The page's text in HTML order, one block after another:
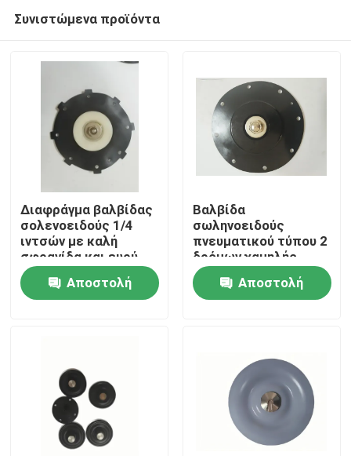
Προϊόντα
Σχετικά με εμάς
Συνιστώμενα προϊόντα
Διαφράγμα βαλβίδας
σολενοειδούς 1/4
ιντσών με καλή
σφραγίδα και ευρύ
εύρος μεγέθους
σύνδεσης 1/4 ιντσών
έως 2 ιντσών για
Αποστολή
Βαλβίδα
σωληνοειδούς
πνευματικού τύπου 2
δρόμων χαμηλής
διαρροής που
προσφέρει ρυθμό
ροής 0,5 έως 5 L/min
Αποστολή